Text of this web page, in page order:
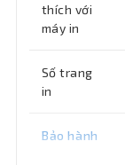
thích với
máy in
Số trang
in
Bảo hành